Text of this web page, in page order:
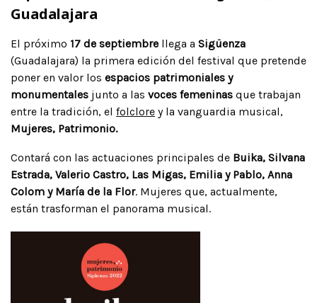
Guadalajara
El próximo 17 de septiembre llega a Sigüenza
(Guadalajara) la primera edición del festival que pretende
poner en valor los espacios patrimoniales y
monumentales junto a las voces femeninas que trabajan
entre la tradición, el folclore y la vanguardia musical,
Mujeres, Patrimonio.
Contará con las actuaciones principales de Buika, Silvana
Estrada, Valerio Castro, Las Migas, Emilia y Pablo, Anna
Colom y María de la Flor. Mujeres que, actualmente,
están trasforman el panorama musical.